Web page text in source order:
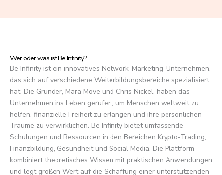
5
Wer oder was ist Be Infinity?
Be Infinity ist ein innovatives Network-Marketing-Unternehmen,
das sich auf verschiedene Weiterbildungsbereiche spezialisiert
hat. Die Gründer, Mara Move und Chris Nickel, haben das
Unternehmen ins Leben gerufen, um Menschen weltweit zu
helfen, finanzielle Freiheit zu erlangen und ihre persönlichen
Träume zu verwirklichen. Be Infinity bietet umfassende
Schulungen und Ressourcen in den Bereichen Krypto-Trading,
Finanzbildung, Gesundheit und Social Media. Die Plattform
kombiniert theoretisches Wissen mit praktischen Anwendungen
und legt großen Wert auf die Schaffung einer unterstützenden